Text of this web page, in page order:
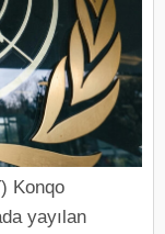
Konqo
yayılan